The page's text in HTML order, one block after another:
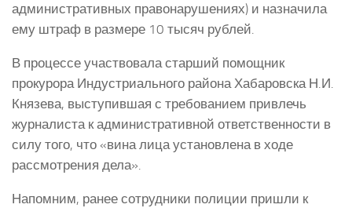
административных правонарушениях) и назначила
ему штраф в размере 10 тысяч рублей.
В процессе участвовала старший помощник
прокурора Индустриального района Хабаровска Н.И.
Князева, выступившая с требованием привлечь
журналиста к административной ответственности в
силу того, что «вина лица установлена в ходе
рассмотрения дела».
Напомним, ранее сотрудники полиции пришли к